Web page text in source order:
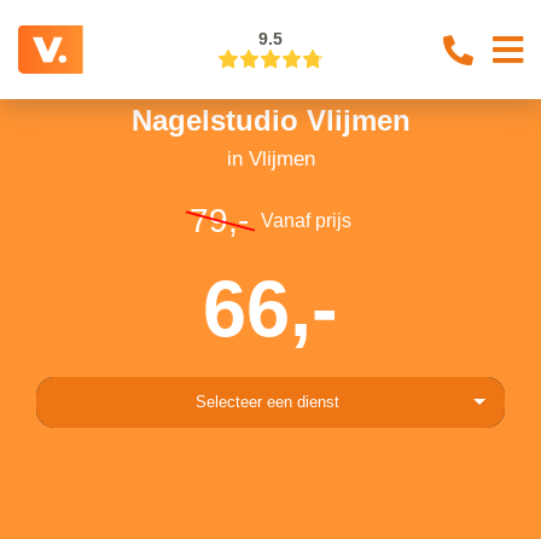
9.5
Nagelstudio Vlijmen
in Vlijmen
79,- Vanaf prijs
66,-
Selecteer een dienst